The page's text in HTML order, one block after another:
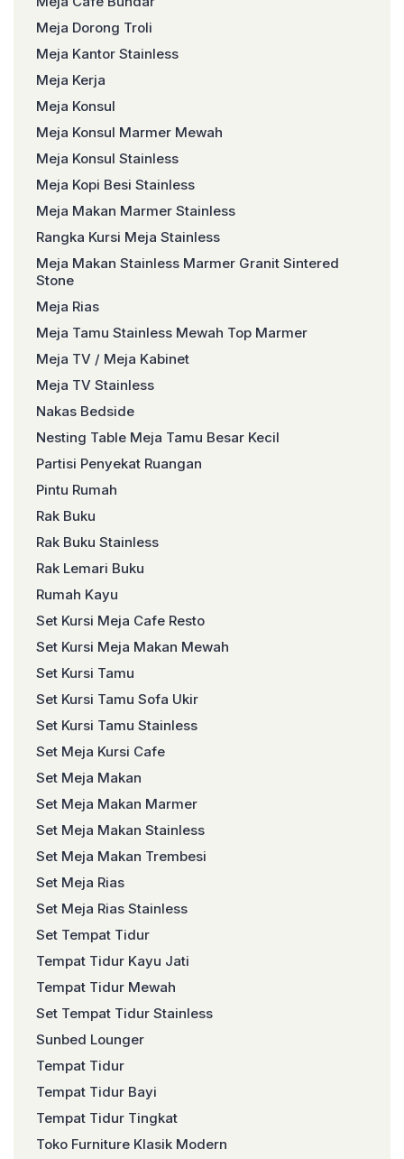
Meja Dorong Troli
Meja Kantor Stainless
Meja Kerja
Meja Konsul
Meja Konsul Marmer Mewah
Meja Konsul Stainless
Meja Kopi Besi Stainless
Meja Makan Marmer Stainless
Rangka Kursi Meja Stainless
Meja Makan Stainless Marmer Granit Sintered
Stone
Meja Rias
Meja Tamu Stainless Mewah Top Marmer
Meja TV / Meja Kabinet
Meja TV Stainless
Nakas Bedside
Nesting Table Meja Tamu Besar Kecil
Partisi Penyekat Ruangan
Pintu Rumah
Rak Buku
Rak Buku Stainless
Rak Lemari Buku
Rumah Kayu
Set Kursi Meja Cafe Resto
Set Kursi Meja Makan Mewah
Set Kursi Tamu
Set Kursi Tamu Sofa Ukir
Set Kursi Tamu Stainless
Set Meja Kursi Cafe
Set Meja Makan
Set Meja Makan Marmer
Set Meja Makan Stainless
Set Meja Makan Trembesi
Set Meja Rias
Set Meja Rias Stainless
Set Tempat Tidur
Tempat Tidur Kayu Jati
Tempat Tidur Mewah
Set Tempat Tidur Stainless
Sunbed Lounger
Tempat Tidur
Tempat Tidur Bayi
Tempat Tidur Tingkat
Toko Furniture Klasik Modern